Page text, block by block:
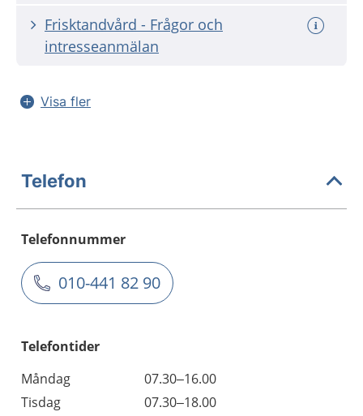
Frisktandvård - Frågor och
intresseanmälan
Visa fler
Telefon
Telefonnummer
010-441 82 90
Telefontider
Måndag
07.30–16.00
Tisdag
07.30–18.00